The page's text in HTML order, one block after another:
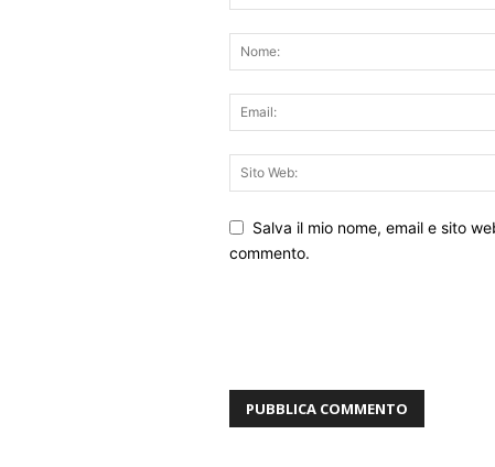
Salva il mio nome, email e sito
commento.